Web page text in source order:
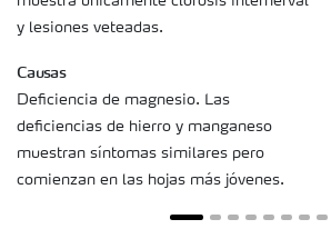
y lesiones veteadas.
Causas
Deficiencia de magnesio. Las
deficiencias de hierro y manganeso
muestran síntomas similares pero
comienzan en las hojas más jóvenes.